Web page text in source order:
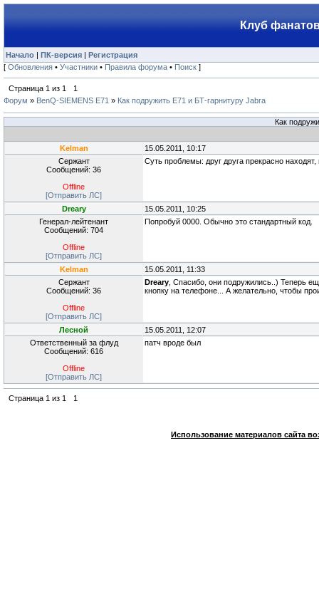
Клуб
Начало | ПК-версия | Регистрация
[ Обновления • Участники • Правила форума • Поиск ]
Страница 1 из 1
1
Форум » BenQ-SIEMENS E71 » Как подружить Е71 и БТ-гарнитуру Jabra
Как
Kelman
15.05.2011, 10:17
Сержант
Сообщений: 36
Offline
[Отправить ЛС]
Суть проблемы: друг друга прекрасно
Dreary
15.05.2011, 10:25
Генерал-лейтенант
Сообщений: 704
Offline
[Отправить ЛС]
Попробуй 0000. Обычно это стандартный код.
Kelman
15.05.2011, 11:33
Сержант
Сообщений: 36
Offline
[Отправить ЛС]
Dreary , Спасибо, они подружились..) Теперь
кнопку на телефоне... А желательно, чтобы
Лесной
15.05.2011, 12:07
Ответственный за флуд
Сообщений: 616
Offline
[Отправить ЛС]
патч вроде был
Страница 1 из 1 1
Использование материалов сайта